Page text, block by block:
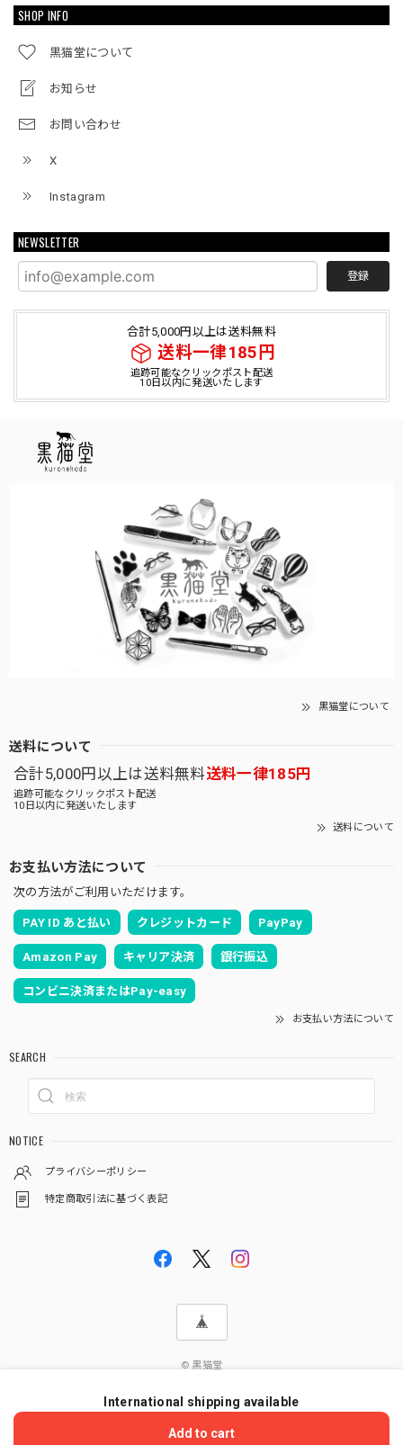
SHOP INFO
黒猫堂について
お知らせ
お問い合わせ
X
Instagram
NEWSLETTER
登録
合計5,000円以上は送料無料
送料一律185円
追跡可能なクリックポスト配送
10日以内に発送いたします
黒猫堂について
送料について
合計5,000円以上は送料無料送料一律185円
追跡可能なクリックポスト配送
10日以内に発送いたします
送料について
お支払い方法について
次の方法がご利用いただけます。
PAY ID あと払い クレジットカード PayPay
Amazon Pay キャリア決済 銀行振込
コンビニ決済またはPay-easy
お支払い方法について
SEARCH
NOTICE
プライバシーポリシー
特定商取引法に基づく表記
© 黒猫堂
International shipping available
Add to cart
ショップに質問する